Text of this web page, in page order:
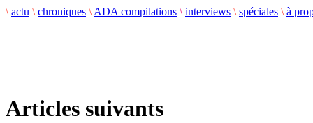
\ actu \ chroniques \ ADA compilations \ interviews \ spéciales \ à
Articles suivants